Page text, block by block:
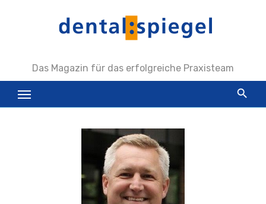
Das Magazin für das erfolgreiche Praxisteam